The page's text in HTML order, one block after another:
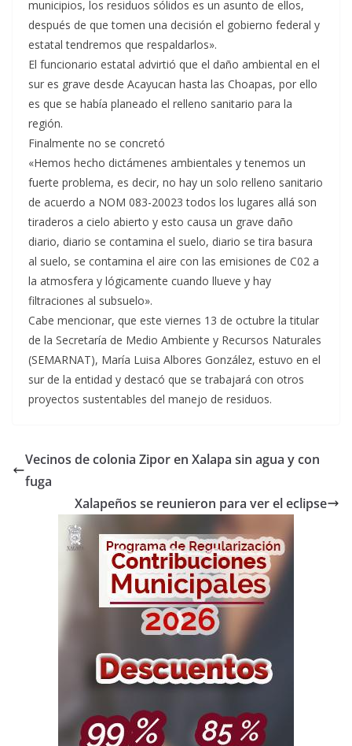
municipios, los residuos sólidos es un asunto de ellos,
después de que tomen una decisión el gobierno federal y
estatal tendremos que respaldarlos».
El funcionario estatal advirtió que el daño ambiental en el
sur es grave desde Acayucan hasta las Choapas, por ello
es que se había planeado el relleno sanitario para la
región.
Finalmente no se concretó
«Hemos hecho dictámenes ambientales y tenemos un
fuerte problema, es decir, no hay un solo relleno sanitario
de acuerdo a NOM 083-20023 todos los lugares allá son
tiraderos a cielo abierto y esto causa un grave daño
diario, diario se contamina el suelo, diario se tira basura
al suelo, se contamina el aire con las emisiones de C02 a
la atmosfera y lógicamente cuando llueve y hay
filtraciones al subsuelo».
Cabe mencionar, que este viernes 13 de octubre la titular
de la Secretaría de Medio Ambiente y Recursos Naturales
(SEMARNAT), María Luisa Albores González, estuvo en el
sur de la entidad y destacó que se trabajará con otros
proyectos sustentables del manejo de residuos.
Vecinos de colonia Zipor en Xalapa sin agua y con
fuga
Xalapeños se reunieron para ver el eclipse